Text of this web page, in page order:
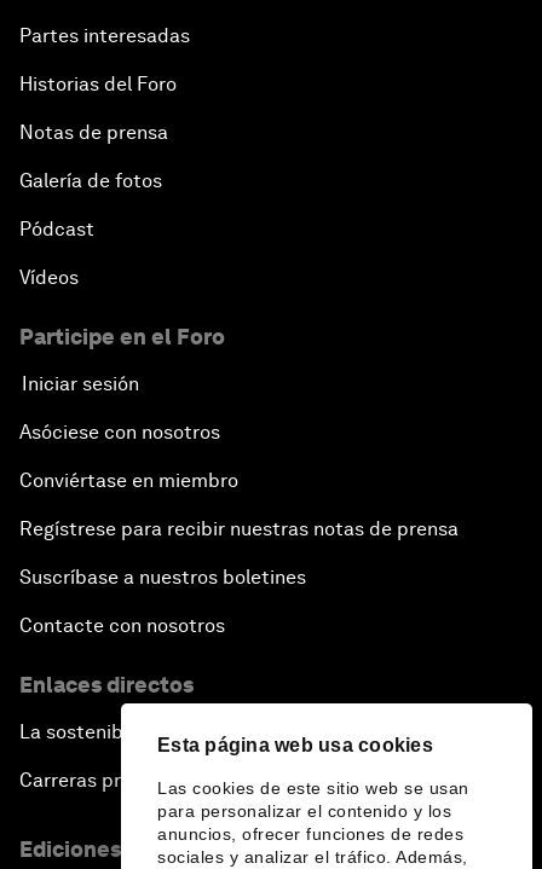
Esta página web usa cookies
Las cookies de este sitio web se usan
para personalizar el contenido y los
anuncios, ofrecer funciones de redes
sociales y analizar el tráfico. Además,
Partes interesadas
Historias del Foro
Notas de prensa
Galería de fotos
Pódcast
Vídeos
Participe en el Foro
Iniciar sesión
Asóciese con nosotros
Conviértase en miembro
Regístrese para recibir nuestras notas de prensa
Suscríbase a nuestros boletines
Contacte con nosotros
Enlaces directos
La sostenibilidad en el Foro
Carreras profesionales
Ediciones en otros idiomas